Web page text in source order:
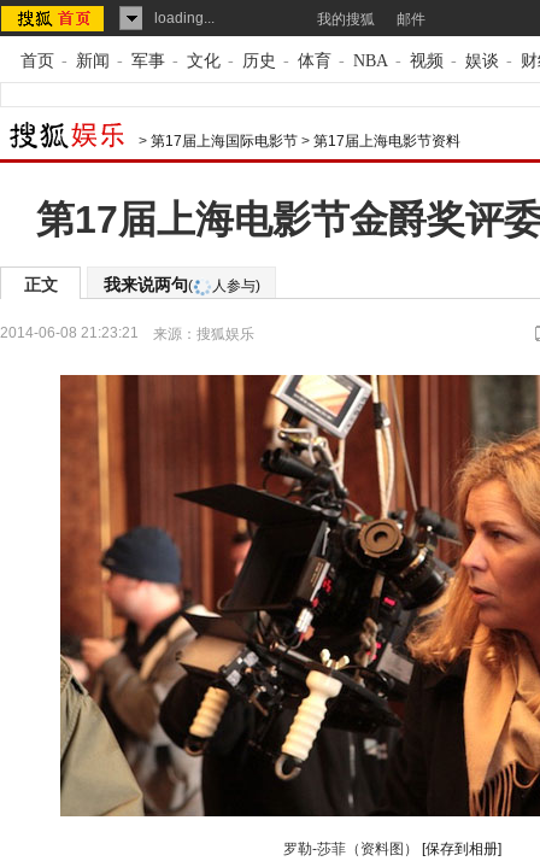
loading... 我的搜狐 邮件
首页 - 新闻 - 军事 - 文化 - 历史 - 体育 - NBA - 视频 - 娱谈 -
> 第17届上海国际电影节 > 第17届上海电影节资料
第17届上海电影节金爵奖评
正文 我来说两句( 人参与)
2014-06-08 21:23:21 来源： 搜狐娱乐
罗勒-莎菲（资料图） [保存到相册]